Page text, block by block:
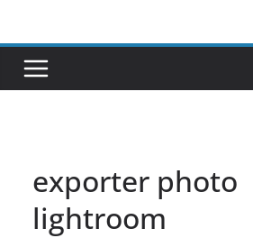
contenu
exporter photo
lightroom